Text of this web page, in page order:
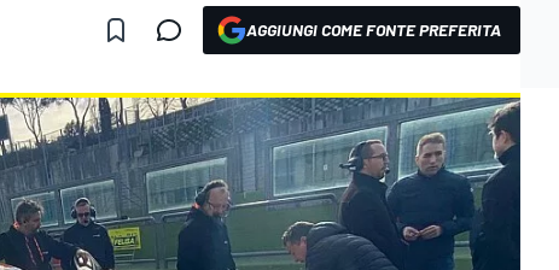
AGGIUNGI COME FONTE PREFERITA